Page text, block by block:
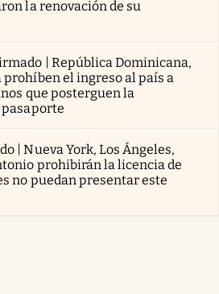
la renovación de su
| República Dominicana,
prohíben el ingreso al país a
que posterguen la
pasaporte
| Nueva York, Los Ángeles,
prohibirán la licencia de
no puedan presentar este